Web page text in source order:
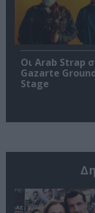
Οι Arab Strap
Gazarte
Stage